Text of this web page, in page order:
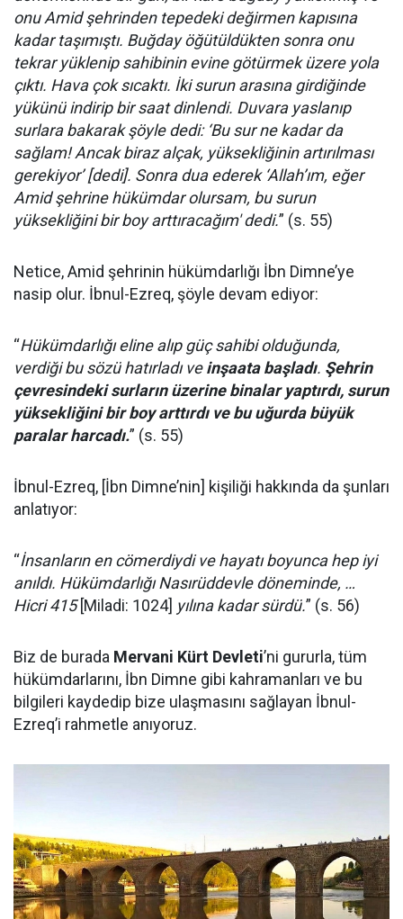
onu Amid şehrinden tepedeki değirmen kapısına
kadar taşımıştı. Buğday öğütüldükten sonra onu
tekrar yüklenip sahibinin evine götürmek üzere yola
çıktı. Hava çok sıcaktı. İki surun arasına girdiğinde
yükünü indirip bir saat dinlendi. Duvara yaslanıp
surlara bakarak şöyle dedi: ‘Bu sur ne kadar da
sağlam! Ancak biraz alçak, yüksekliğinin artırılması
gerekiyor’ [dedi]. Sonra dua ederek ‘Allah’ım, eğer
Amid şehrine hükümdar olursam, bu surun
yüksekliğini bir boy arttıracağım' dedi.” (s. 55)
Netice, Amid şehrinin hükümdarlığı İbn Dimne’ye
nasip olur. İbnul-Ezreq, şöyle devam ediyor:
“Hükümdarlığı eline alıp güç sahibi olduğunda,
verdiği bu sözü hatırladı veinşaata başladı. Şehrin
çevresindeki surların üzerine binalar yaptırdı, surun
yüksekliğini bir boy arttırdı ve bu uğurda büyük
paralar harcadı.” (s. 55)
İbnul-Ezreq, [İbn Dimne’nin] kişiliği hakkında da şunları
anlatıyor:
“İnsanların en cömerdiydi ve hayatı boyunca hep iyi
anıldı. Hükümdarlığı Nasırüddevle döneminde, …
Hicri 415[Miladi: 1024] yılına kadar sürdü.” (s. 56)
Biz de burada Mervani Kürt Devleti’ni gururla, tüm
hükümdarlarını, İbn Dimne gibi kahramanları ve bu
bilgileri kaydedip bize ulaşmasını sağlayan İbnul-
Ezreq’i rahmetle anıyoruz.